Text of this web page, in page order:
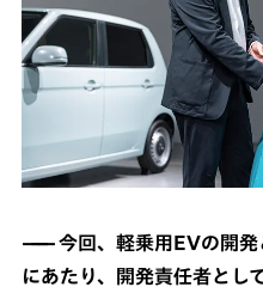
今回、軽乗用EVの開
にあたり、開発責任者とし